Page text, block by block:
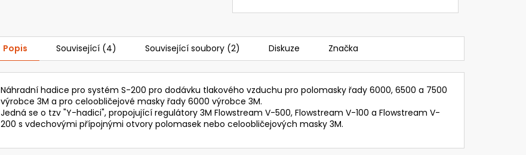
Popis Související (4) Související soubory (2) Diskuze Značka
Náhradní hadice pro systém S-200 pro dodávku tlakového vzduchu pro polomasky řady 6000, 6500 a 7500
výrobce 3M a pro celoobličejové masky řady 6000 výrobce 3M.
Jedná se o tzv "Y-hadici", propojující regulátory 3M Flowstream V-500, Flowstream V-100 a Flowstream V-
200 s vdechovými přípojnými otvory polomasek nebo celoobličejových masky 3M.